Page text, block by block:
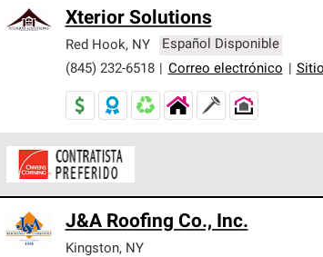
cumplen con estándares estrictos de
ofrecer nuestra mejor garantía de sistemas de
Xterior Solutions
Red Hook, NY
Español Disponible
(845) 232-6518
Correo electrónico
cumplen con altos estándares y requisitos
J&A Roofing Co., Inc.
Kingston, NY